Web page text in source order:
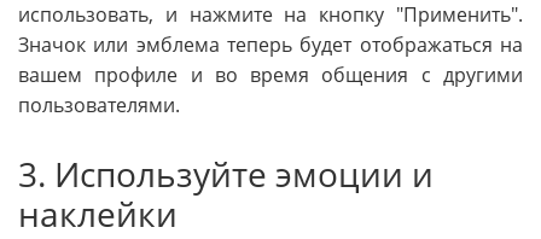
использовать, и нажмите на кнопку "Применить".
Значок или эмблема теперь будет отображаться на
вашем профиле и во время общения с другими
пользователями.
3. Используйте эмоции и
наклейки